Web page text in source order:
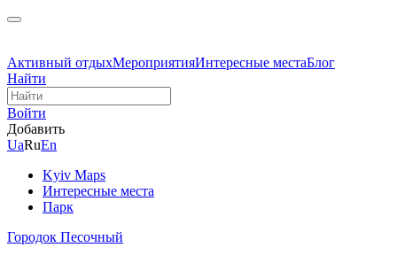
Активный отдыхМероприятияИнтересные местаБлог
Найти
Войти
Добавить
UaRuEn
Kyiv Maps
Интересные места
Парк
Городок Песочный